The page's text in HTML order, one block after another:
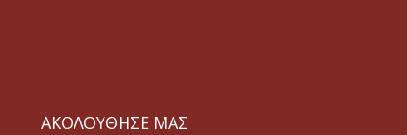
ΑΚΟΛΟΥΘΗΣΕ ΜΑΣ